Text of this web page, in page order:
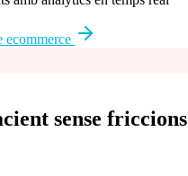
ecommerce
sense friccions